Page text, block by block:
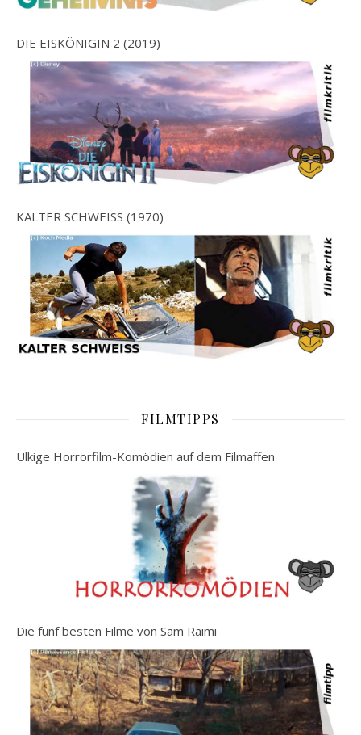
DIE EISKÖNIGIN 2 (2019)
KALTER SCHWEISS (1970)
FILMTIPPS
Ulkige Horrorfilm-Komödien auf dem Filmaffen
Die fünf besten Filme von Sam Raimi